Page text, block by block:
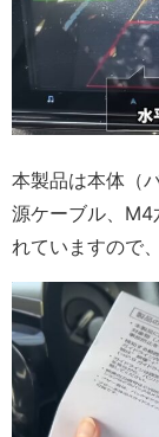
本製品は本体（
源ケーブル、M4
れていますので